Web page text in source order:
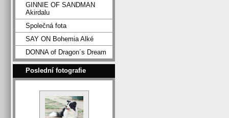
GINNIE OF SANDMAN
Akirdalu
Společná fota
SAY ON Bohemia Alké
DONNA of Dragon´s Dream
Poslední fotografie